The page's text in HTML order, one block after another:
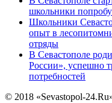
школьники
Школьники
опыт в
отряды
В Севастополе
России», успешно
потребностей
© 2018 «Sevastopol-